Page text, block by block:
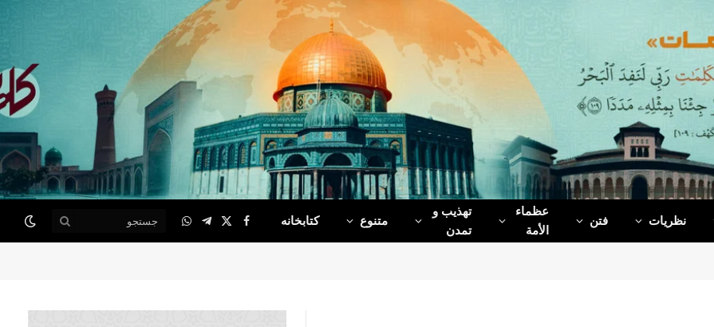
نظریات فتن
عظماء‌
الأمة
تهذیب و
تمدن
متنوع کتابخانه Facebook
X
(Twitter)
Telegram
WhatsApp